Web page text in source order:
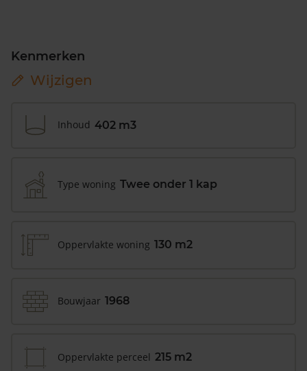
Kenmerken
Wijzigen
Inhoud 402 m3
Type woning Twee onder 1 kap
Oppervlakte woning 130 m2
Bouwjaar 1968
Oppervlakte perceel 215 m2